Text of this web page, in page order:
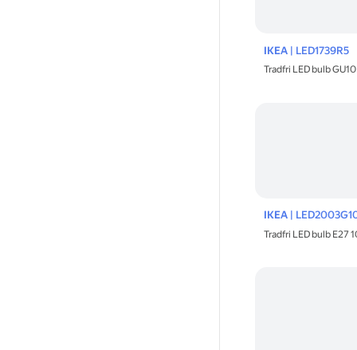
IKEA| LED1739R5
Tradfri LED bulb
IKEA|
Tradfri LED bulb E27